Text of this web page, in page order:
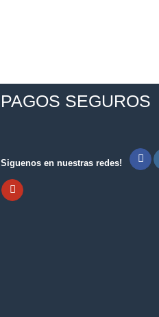
PAGOS SEGUROS
Siguenos en nuestras redes!